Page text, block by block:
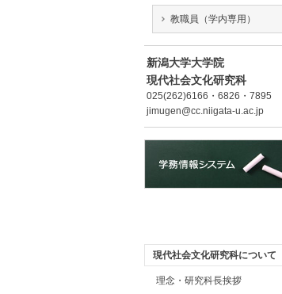
教職員（学内専用）
新潟大学大学院
現代社会文化研究科
025(262)6166・6826・7895
jimugen@cc.niigata-u.ac.jp
現代社会文化研究科について
理念・研究科長挨拶